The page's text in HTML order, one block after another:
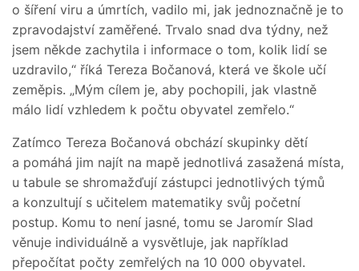
o šíření viru a úmrtích, vadilo mi, jak jednoznačně je to
zpravodajství zaměřené. Trvalo snad dva týdny, než
jsem někde zachytila i informace o tom, kolik lidí se
uzdravilo,“ říká Tereza Bočanová, která ve škole učí
zeměpis. „Mým cílem je, aby pochopili, jak vlastně
málo lidí vzhledem k počtu obyvatel zemřelo.“
Zatímco Tereza Bočanová obchází skupinky dětí
a pomáhá jim najít na mapě jednotlivá zasažená místa,
u tabule se shromažďují zástupci jednotlivých týmů
a konzultují s učitelem matematiky svůj početní
postup. Komu to není jasné, tomu se Jaromír Slad
věnuje individuálně a vysvětluje, jak například
přepočítat počty zemřelých na 10 000 obyvatel.